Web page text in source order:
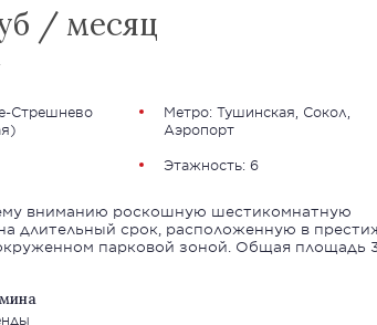
/ месяц
Стрешнево
Метро: Тушинская Сокол
Аэропорт
Этажность: 6
вниманию роскошную шестикомнатную
длительный срок, расположенную в
парковой зоной. Общая площадь